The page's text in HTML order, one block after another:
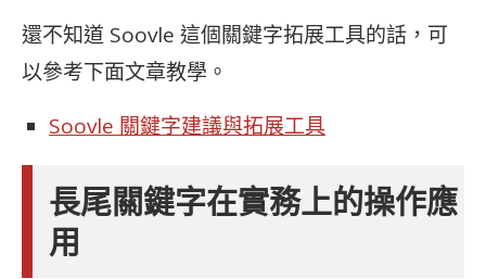
還不知道 Soovle 這個關鍵字拓展工具的話，可
以參考下面文章教學。
Soovle 關鍵字建議與拓展工具
長尾關鍵字在實務上的操作應
用